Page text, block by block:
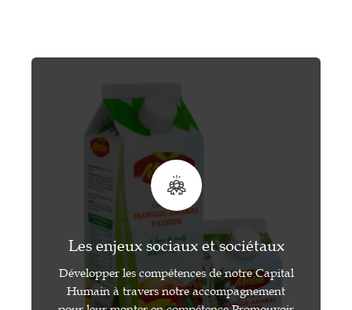
Les enjeux sociaux et sociétaux
Développer les compétences de notre Capital
Humain à travers notre accompagnement